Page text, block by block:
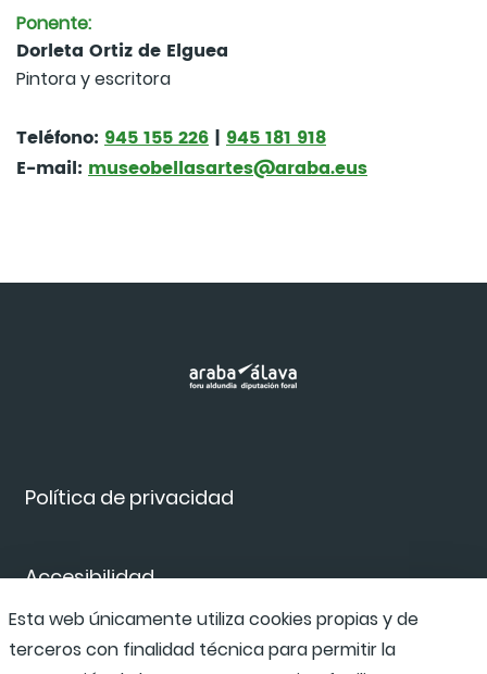
Ponente:
Dorleta Ortiz de Elguea
Pintora y escritora
Teléfono: 945 155 226 | 945 181 918
E-mail: museobellasartes@araba.eus
Política de privacidad
Accesibilidad
Canal de denuncias
Esta web únicamente utiliza cookies propias y de
terceros con finalidad técnica para permitir la